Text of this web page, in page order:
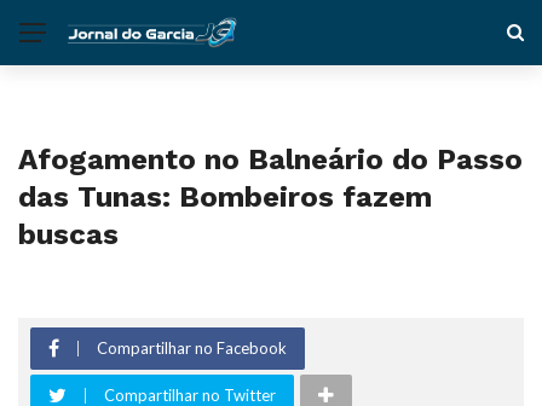
Afogamento no Balneário do Passo
das Tunas: Bombeiros fazem
buscas
Compartilhar no Facebook
Compartilhar no Twitter